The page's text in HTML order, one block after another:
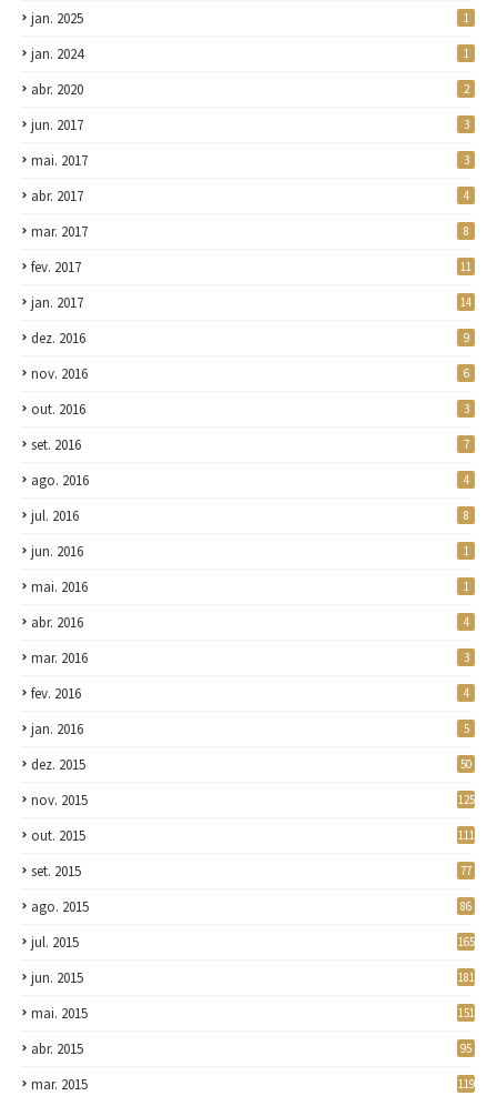
jan. 2025 1
jan. 2024 1
abr. 2020 2
jun. 2017 3
mai. 2017 3
abr. 2017 4
mar. 2017 8
fev. 2017 11
jan. 2017 14
dez. 2016 9
nov. 2016 6
out. 2016 3
set. 2016 7
ago. 2016 4
jul. 2016 8
jun. 2016 1
mai. 2016 1
abr. 2016 4
mar. 2016 3
fev. 2016 4
jan. 2016 5
dez. 2015 50
nov. 2015 125
out. 2015 111
set. 2015 77
ago. 2015 86
jul. 2015 165
jun. 2015 181
mai. 2015 151
abr. 2015 95
mar. 2015 119